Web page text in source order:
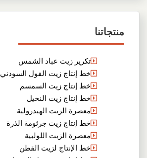
منتجاتنا
تكرير زيت عباد الشمس
خط إنتاج زيت الفول السودني
خط إنتاج زيت السمسم
خط إنتاج زيت النخيل
معصرة الزيت الهيدرولية
خط إنتاج زيت جرثومة الذرة
معصرة الزيت اللولبية
خط الإنتاج لزيت القطن